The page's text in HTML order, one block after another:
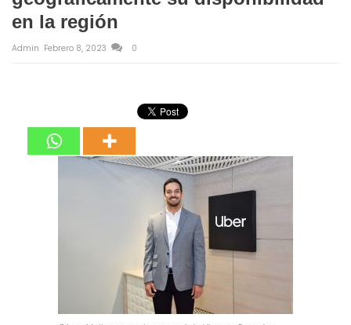
en la región
Admin Febrero 8, 2023 0